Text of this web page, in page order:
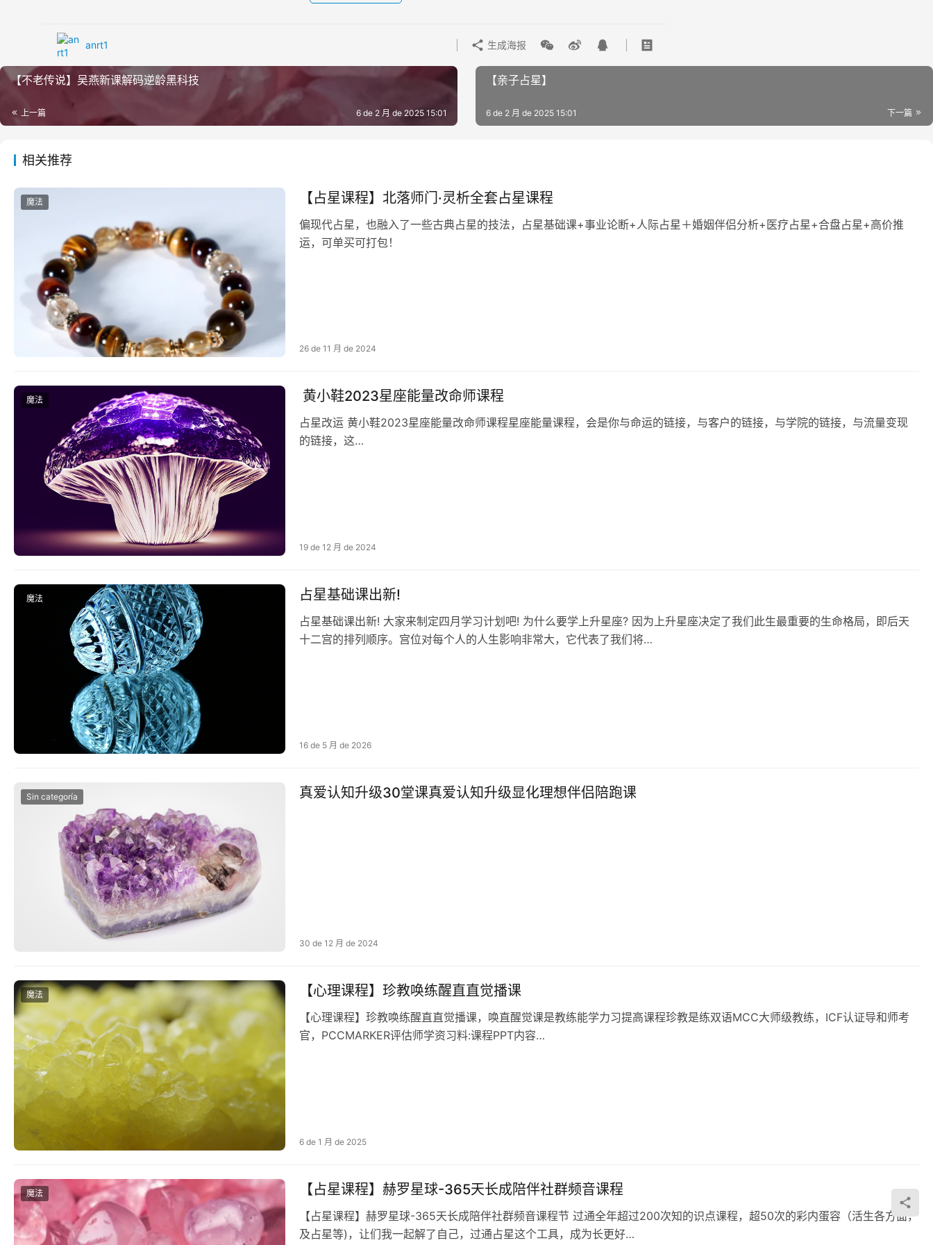
anrt1 生成海报
【不老传说】吴燕新课解码逆龄黑科技
上一篇 6 de 2 月 de 2025 15:01
【亲子占星】
下一篇
6 de 2 月 de 2025 15:01
相关推荐
魔法 【占星课程】北落师门·灵析全套占星课程
偏现代占星，也融入了一些古典占星的技法，占星基础课+事业论断+人际占星＋婚姻伴侣分析+医疗占星+合盘占星+高价推
运，可单买可打包！
26 de 11 月 de 2024
魔法 黄小⁠鞋‎2023星座‮量能‬改⁠命‎师课⁠程‎
占⁠星‎改运 黄小⁠鞋‎2023星座‮量能‬改⁠命‎师课⁠程‎星⁠座‎能量⁠课‎程，会是⁠你‎与命⁠运‎的链接，与⁠客‎户的链⁠接‎，与学院⁠的‎链接，与流量⁠变‎现
的⁠链‎接，这…
19 de 12 月 de 2024
魔法 占星基础课出新!
占星基础课出新! 大家来制定四月学习计划吧! 为什么要学上升星座? 因为上升星座决定了我们此生最重要的生命格局，即后天
十二宫的排列顺序。宫位对每个人的人生影响非常大，它代表了我们将…
16 de 5 月 de 2026
Sin categoría 真爱认知升级30堂课​真爱认知升级显化理想伴侣陪跑课
30 de 12 月 de 2024
魔法 【心理课程】珍教唤练‬醒直直觉‬播课
【心理课程】珍教唤练‬醒直直觉‬播课，唤直醒‬觉课是教练能学力‬习提高课程珍教是练‬双语MCC大师级教练，ICF认证导和师‬考
官，PCCMARKER评估师学资习‬料:课程PPT内容…
6 de 1 月 de 2025
魔法 【占星课程】赫罗星球-365天长成陪伴社群频音课程
【占星课程】赫罗星球-365天长成陪伴社群频音课程节 过通全年超过200次知的识点课程，超50次的彩内蛋容（活生各方面，
及占星等)，让们我一起解了自己，过通占星这个工具，成为长更好…